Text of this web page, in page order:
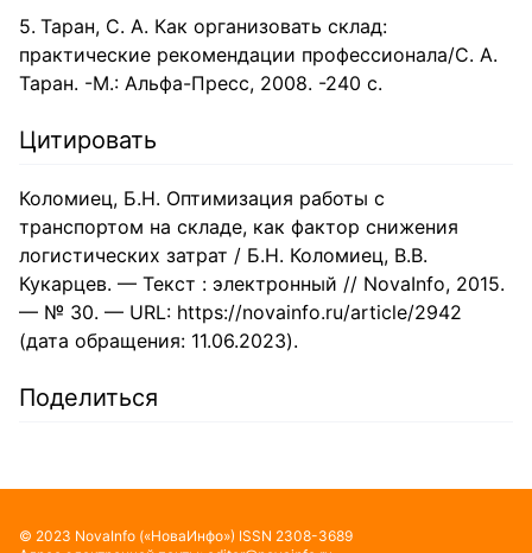
Таран, С. А. Как организовать склад:
практические рекомендации профессионала/С. А.
Таран. -М.: Альфа-Пресс, 2008. -240 с.
Цитировать
Коломиец, Б.Н. Оптимизация работы с
транспортом на складе, как фактор снижения
логистических затрат / Б.Н. Коломиец, В.В.
Кукарцев. — Текст : электронный // NovaInfo, 2015.
— № 30. — URL: https://novainfo.ru/article/2942
(дата обращения: 11.06.2023).
Поделиться
© 2023 NovaInfo («НоваИнфо») ISSN 2308-3689